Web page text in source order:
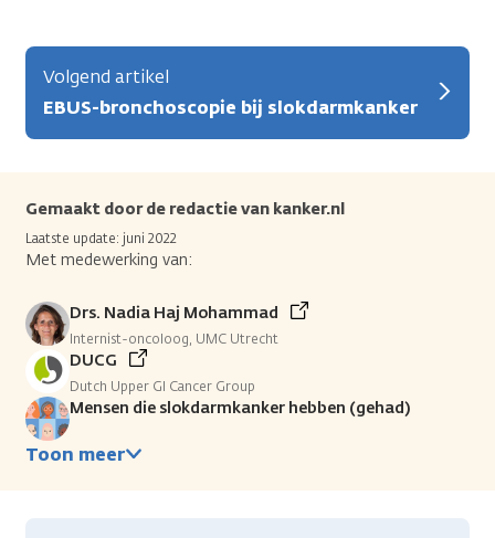
Volgend artikel
EBUS-bronchoscopie bij slokdarmkanker
Gemaakt door de redactie van kanker.nl
Laatste update: juni 2022
Met medewerking van:
Drs. Nadia Haj Mohammad
Internist-oncoloog, UMC Utrecht
DUCG
Dutch Upper GI Cancer Group
Mensen die slokdarmkanker hebben (gehad)
Toon meer